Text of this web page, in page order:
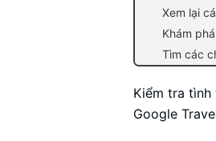
Xem lại
Khám
Tìm các
Kiểm tra tình
Google